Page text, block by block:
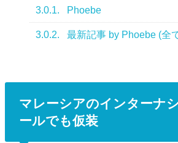
3.0.1. Phoebe
3.0.2. 最新記事 by Phoebe (全
マレーシアのインターナ
ールでも仮装